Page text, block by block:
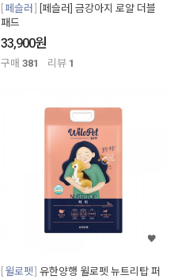
페슬러
[페슬러] 금강아지 로얄 더블
패드
33,900원
구매 381 리뷰 1
윌로펫 유한양행 윌로펫 뉴트리탑 퍼